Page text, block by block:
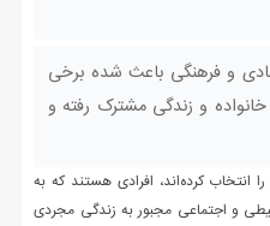
و فرهنگی باعث شده برخی
و زندگی مشترک رفته و
انتخاب کرده‌اند، افرادی هستند که به
و اجتماعی مجبور به زندگی مجردی